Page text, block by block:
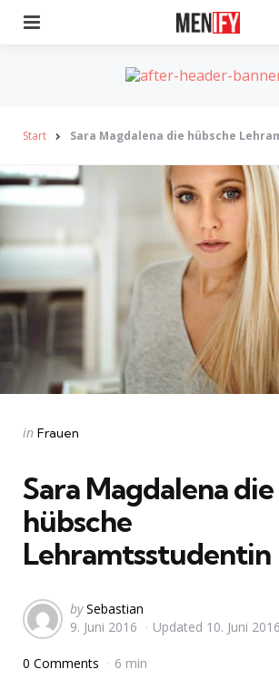
Start Sara Magdalena die hübsche
Categories
Posted
in Frauen
Sara Magdalena die
hübsche
Lehramtsstudentin
Posted
by
by Sebastian
9. Juni 2016
Updated 10. Juni 2016
0 Comments 6 min